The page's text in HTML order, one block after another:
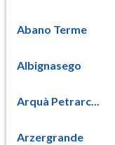
Abano Terme
Albignasego
Arquà Petrarc...
Arzergrande